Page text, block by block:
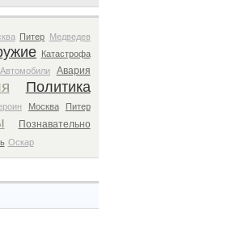
Питер Медведев
Катастрофа
Автомобили Авария
Политика
Москва Питер
Познавательно
Оскар